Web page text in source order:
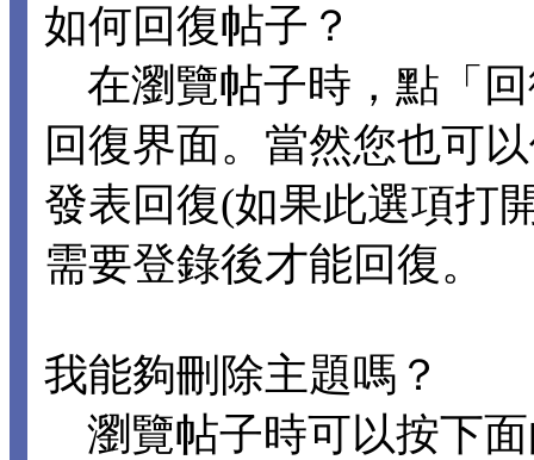
如何回復帖子？
在瀏覽帖子時，點「
回復界面。當然您也可
發表回復(如果此選項打
需要登錄後才能回復。
我能夠刪除主題嗎？
瀏覽帖子時可以按下